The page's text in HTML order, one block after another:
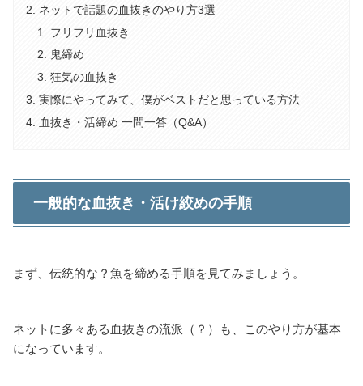
ネットで話題の血抜きのやり方3選
フリフリ血抜き
鬼締め
狂気の血抜き
実際にやってみて、僕がベストだと思っている方法
血抜き・活締め 一問一答（Q&A）
一般的な血抜き・活け絞めの手順
まず、伝統的な？魚を締める手順を見てみましょう。
ネットに多々ある血抜きの流派（？）も、このやり方が基本
になっています。